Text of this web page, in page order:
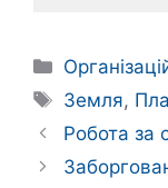
Категорії
Позначки
Земля,
Робота за